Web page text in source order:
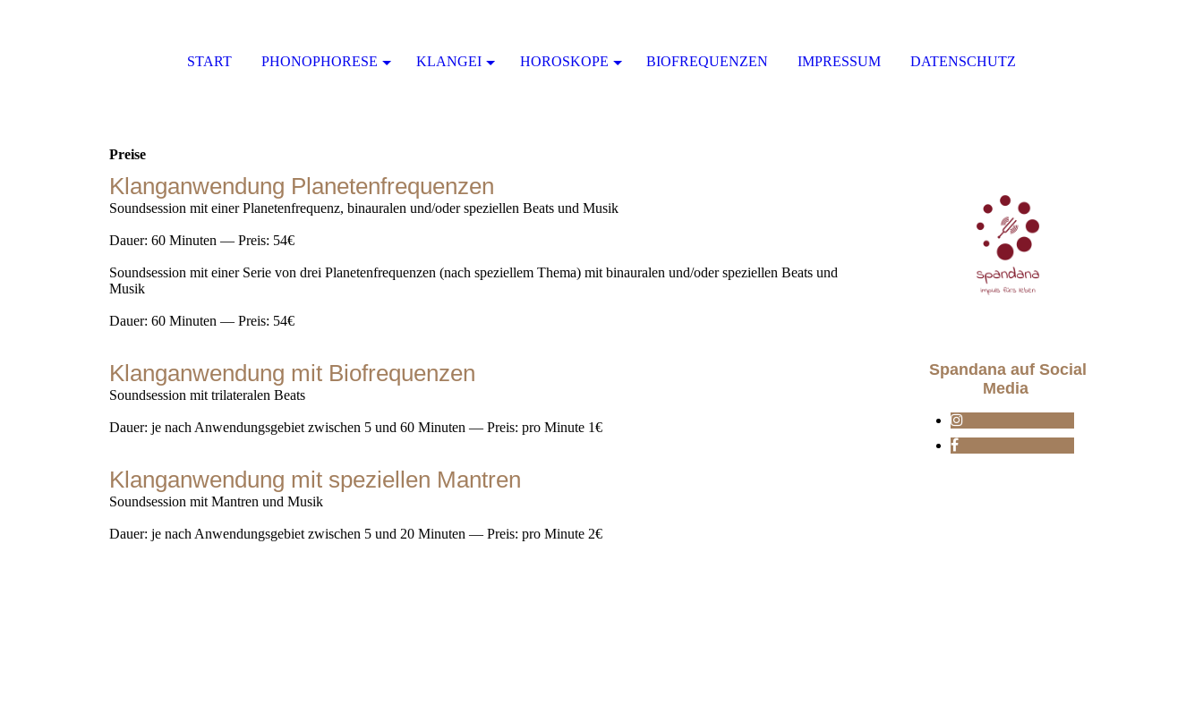
START PHONOPHORESE KLANGEI HOROSKOPE BIOFREQUENZEN IMPRESSUM DATENSCHUTZ
Preise
Klanganwendung Planetenfrequenzen
Soundsession mit einer Planetenfrequenz, binauralen und/oder speziellen Beats und Musik
Dauer: 60 Minuten — Preis: 54€
Soundsession mit einer Serie von drei Planetenfrequenzen (nach speziellem Thema) mit binauralen und/oder speziellen Beats und
Musik
Dauer: 60 Minuten — Preis: 54€
Klanganwendung mit Biofrequenzen
Soundsession mit trilateralen Beats
Dauer: je nach Anwendungsgebiet zwischen 5 und 60 Minuten — Preis: pro Minute 1€
Klanganwendung mit speziellen Mantren
Soundsession mit Mantren und Musik
Dauer: je nach Anwendungsgebiet zwischen 5 und 20 Minuten — Preis: pro Minute 2€
Spandana auf Social
Media